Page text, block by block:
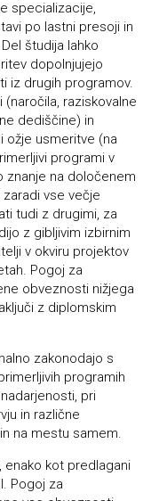
specializacije,
po lastni presoji in
študija lahko
dopolnjujejo
iz drugih programov.
raziskovalne
dediščine) in
ožje usmeritve (na
programi v
znanje na določenem
vse večje
tudi z drugimi, za
z gibljivim izbirnim
v okviru projektov
Pogoj za
obveznosti nižjega
z diplomskim
zakonodajo s
programih
pri
in različne
na mestu samem.
enako kot predlagani
Pogoj za